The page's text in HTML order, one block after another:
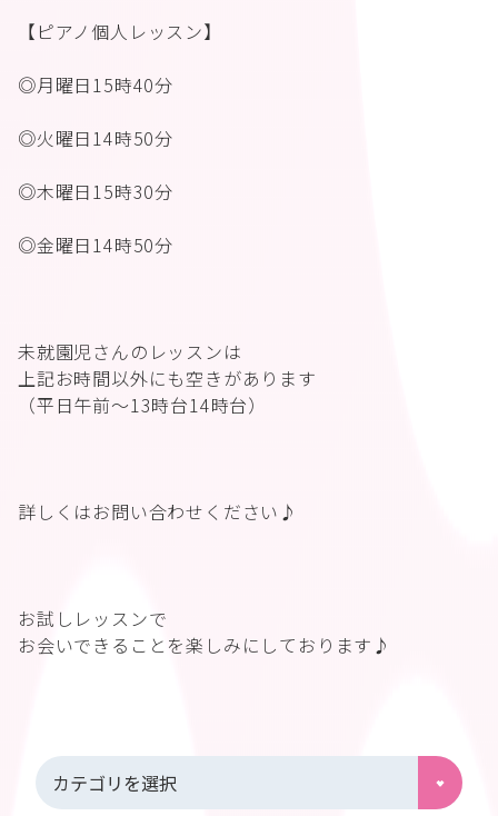
【ピアノ個人レッスン】
◎月曜日15時40分
◎火曜日14時50分
◎木曜日15時30分
◎金曜日14時50分
未就園児さんのレッスンは
上記お時間以外にも空きがあります
（平日午前〜13時台14時台）
詳しくはお問い合わせください♪
お試しレッスンで
お会いできることを楽しみにしております♪